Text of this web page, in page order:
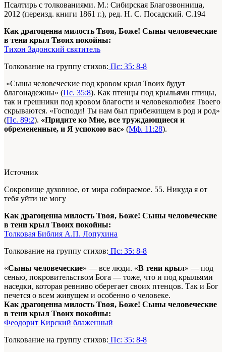
Псалтирь с толкованиями. М.: Сибирская Благозвонница,
2012 (переизд. книги 1861 г.), ред. Н. С. Посадский. С.194
Как драгоценна милость Твоя, Боже! Сыны человеческие
в тени крыл Твоих покойны:
Тихон Задонский святитель
Толкование на группу стихов: Пс: 35: 8-8
«Сыны человеческие под кровом крыл Твоих будут
благонадежны» (Пс. 35:8). Как птенцы под крыльями птицы,
так и грешники под кровом благости и человеколюбия Твоего
скрываются. «Господи! Ты нам был прибежищем в род и род»
(Пс. 89:2). «Придите ко Мне, все труждающиеся и
обремененные, и Я успокою вас» (Мф. 11:28).
Источник
Сокровище духовное, от мира собираемое. 55. Никуда я от
тебя уйти не могу
Как драгоценна милость Твоя, Боже! Сыны человеческие
в тени крыл Твоих покойны:
Толковая Библия А.П. Лопухина
Толкование на группу стихов: Пс: 35: 8-8
«Сыны человеческие» — все люди. «В тени крыл» — под
сенью, покровительством Бога — тоже, что и под крыльями
наседки, которая ревниво оберегает своих птенцов. Так и Бог
печется о всем живущем и особенно о человеке.
Как драгоценна милость Твоя, Боже! Сыны человеческие
в тени крыл Твоих покойны:
Феодорит Кирский блаженный
Толкование на группу стихов: Пс: 35: 8-8